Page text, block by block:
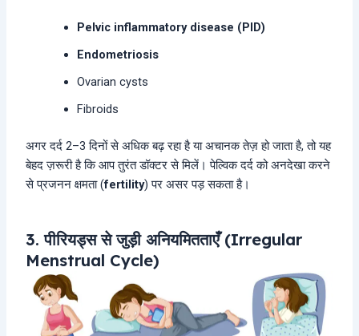
Pelvic inflammatory disease (PID)
Endometriosis
Ovarian cysts
Fibroids
अगर दर्द 2–3 दिनों से अधिक बढ़ रहा है या अचानक तेज़ हो जाता है, तो यह
बेहद ज़रूरी है कि आप तुरंत डॉक्टर से मिलें। पेल्विक दर्द को अनदेखा करने
से प्रजनन क्षमता (fertility) पर असर पड़ सकता है।
3. पीरियड्स से जुड़ी अनियमितताएँ (Irregular
Menstrual Cycle)